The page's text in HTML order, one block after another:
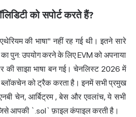
को सपोर्ट करते हैं?
की भाषा" नहीं रह गई थी। इतने सारे
पुन: उपयोग करने के लिए EVM को अपनाया
की साझा भाषा बन गई। चेनलिस्ट 2026 में
को ट्रैक करता है। इनमें सभी प्रमुख
चेन, आर्बिट्रम, बेस और एवलांच, ये सभी
आपकी `.sol` फ़ाइल कंपाइल करती है।